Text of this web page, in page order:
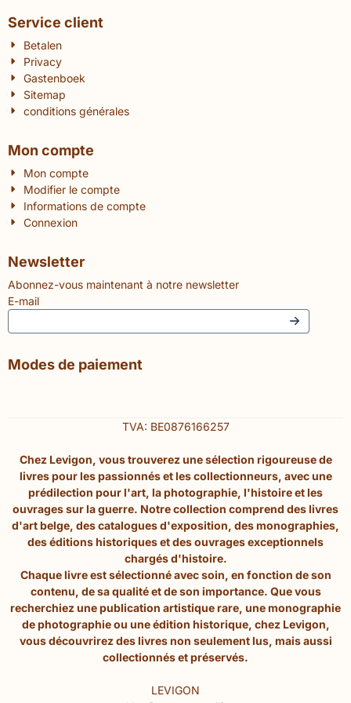
Service client
Betalen
Privacy
Gastenboek
Sitemap
conditions générales
Mon compte
Mon compte
Modifier le compte
Informations de compte
Connexion
Newsletter
Abonnez-vous maintenant à notre newsletter
E-mail
Modes de paiement
TVA: BE0876166257
Chez Levigon, vous trouverez une sélection rigoureuse de
livres pour les passionnés et les collectionneurs, avec une
prédilection pour l'art, la photographie, l'histoire et les
ouvrages sur la guerre. Notre collection comprend des livres
d'art belge, des catalogues d'exposition, des monographies,
des éditions historiques et des ouvrages exceptionnels
chargés d'histoire.
Chaque livre est sélectionné avec soin, en fonction de son
contenu, de sa qualité et de son importance. Que vous
recherchiez une publication artistique rare, une monographie
de photographie ou une édition historique, chez Levigon,
vous découvrirez des livres non seulement lus, mais aussi
collectionnés et préservés.
LEVIGON